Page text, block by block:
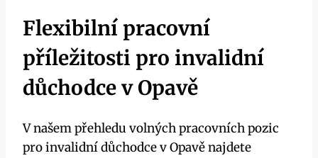
Flexibilní pracovní
příležitosti pro invalidní
důchodce v Opavě
V našem přehledu volných pracovních pozic
pro invalidní důchodce v Opavě najdete